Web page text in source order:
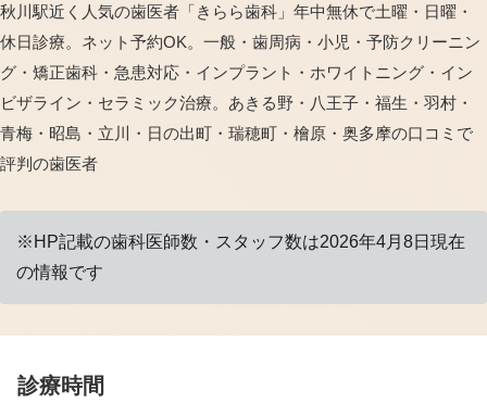
秋川駅近く人気の歯医者「きらら歯科」年中無休で土曜・日曜・
休日診療。ネット予約OK。一般・歯周病・小児・予防クリーニン
グ・矯正歯科・急患対応・インプラント・ホワイトニング・イン
ビザライン・セラミック治療。あきる野・八王子・福生・羽村・
青梅・昭島・立川・日の出町・瑞穂町・檜原・奥多摩の口コミで
評判の歯医者
※HP記載の歯科医師数・スタッフ数は2026年4月8日現在
の情報です
診療時間